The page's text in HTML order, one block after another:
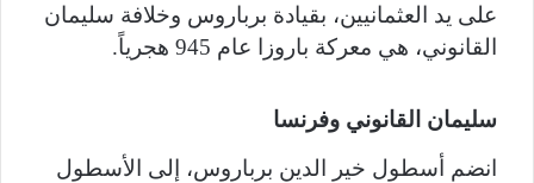
على يد العثمانيين، بقيادة برباروس وخلافة سليمان
القانوني، هي معركة باروزا عام 945 هجرياً.
سليمان القانوني وفرنسا
انضم أسطول خير الدين برباروس، إلى الأسطول